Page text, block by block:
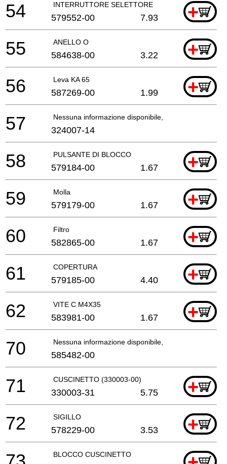
INTERRUTTORE SELETTORE +
54 579552-00 7.93
ANELLO O +
55 584638-00 3.22
Leva KA 65 +
56 587269-00 1.99
Nessuna informazione disponibile, non ordinabile
57 324007-14
PULSANTE DI BLOCCO +
58 579184-00 1.67
Molla +
59 579179-00 1.67
Filtro +
60 582865-00 1.67
COPERTURA +
61 579185-00 4.40
VITE C M4X35 +
62 583981-00 1.67
Nessuna informazione disponibile, non ordinabile
70 585482-00
CUSCINETTO (330003-00) +
71 330003-31 5.75
SIGILLO +
72 578229-00 3.53
BLOCCO CUSCINETTO